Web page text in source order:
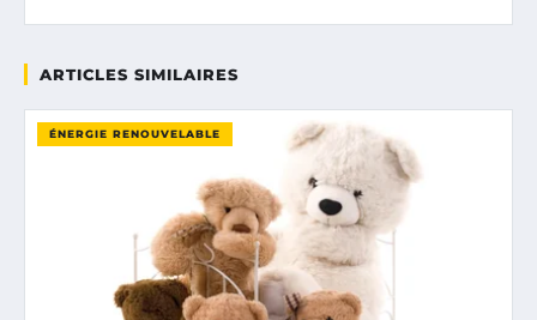
ARTICLES SIMILAIRES
ÉNERGIE RENOUVELABLE